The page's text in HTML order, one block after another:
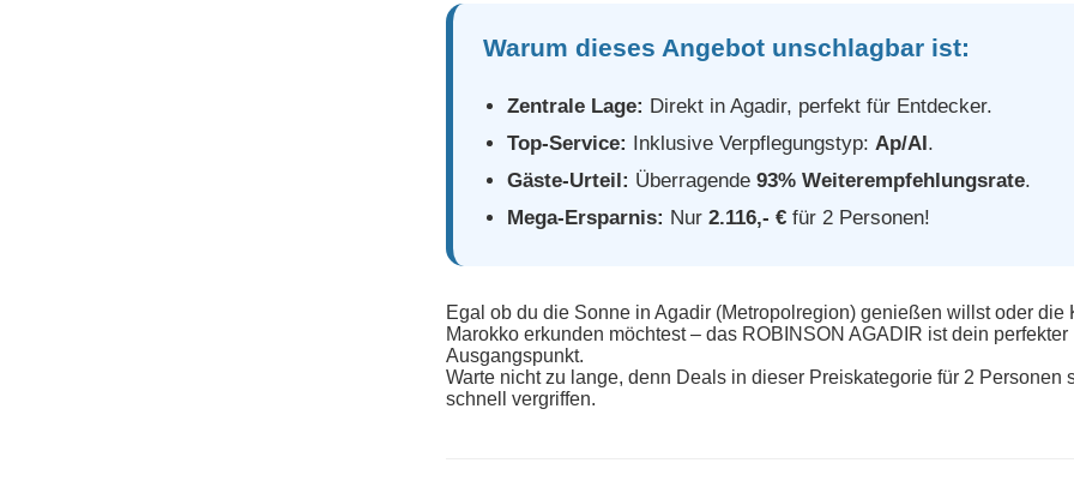
Warum dieses Angebot unschlagbar ist:
Zentrale Lage: Direkt in Agadir, perfekt für Entdecker.
Top-Service: Inklusive Verpflegungstyp: Ap/AI.
Gäste-Urteil: Überragende 93% Weiterempfehlungsrate.
Mega-Ersparnis: Nur 2.116,- € für 2 Personen!
Egal ob du die Sonne in Agadir (Metropolregion) genießen willst oder die
Marokko erkunden möchtest – das ROBINSON AGADIR ist dein perfekter
Ausgangspunkt.
Warte nicht zu lange, denn Deals in dieser Preiskategorie für 2 Personen
schnell vergriffen.